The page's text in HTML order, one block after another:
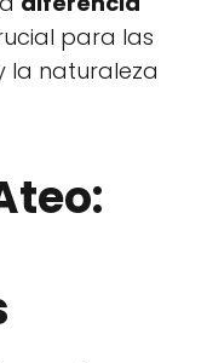
para las
la naturaleza